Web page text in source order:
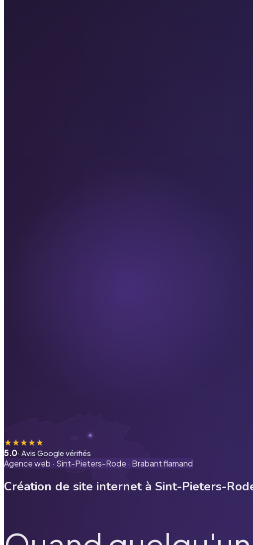
★★★★★
5.0· Avis Google vérifiés
Agence web · Sint-Pieters-Rode · Brabant flamand
Création de site internet à Sint-Pieters-